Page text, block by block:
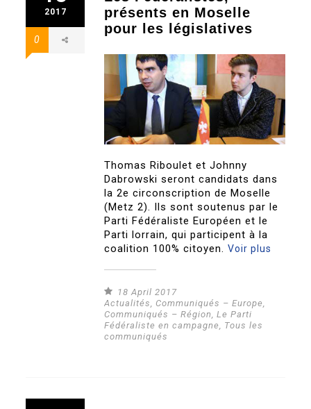
2017
0
présents en Moselle
pour les législatives
Thomas Riboulet et Johnny
Dabrowski seront candidats dans
la 2e circonscription de Moselle
(Metz 2). Ils sont soutenus par le
Parti Fédéraliste Européen et le
Parti lorrain, qui participent à la
coalition 100% citoyen.Voir plus
18 April 2017
Actualités
Communiqués – Europe
Communiqués – Région ,Le Parti
Fédéraliste en campagne
Tous les
communiqués